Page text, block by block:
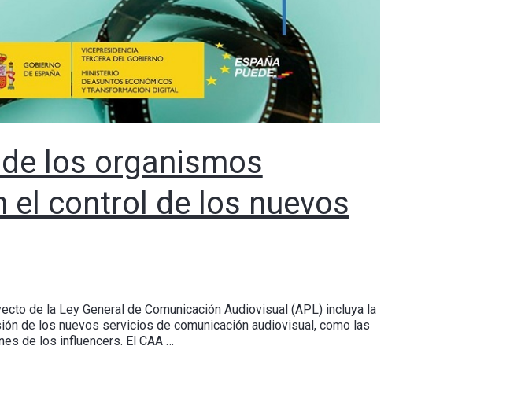
los organismos
el control de los nuevos
de la Ley General de Comunicación Audiovisual (APL) incluya la
de los nuevos servicios de comunicación audiovisual, como las
de los influencers. El CAA …